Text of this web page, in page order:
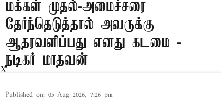
மக்கள் முதல்-அமைச்சரை
தேர்ந்தெடுத்தால் அவருக்கு
ஆதரவளிப்பது எனது கடமை -
நடிகர் மாதவன்
Published on: 05 Aug 2026, 7:26 pm
X